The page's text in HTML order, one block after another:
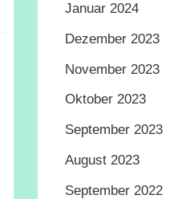
Januar 2024
Dezember 2023
November 2023
Oktober 2023
September 2023
August 2023
September 2022